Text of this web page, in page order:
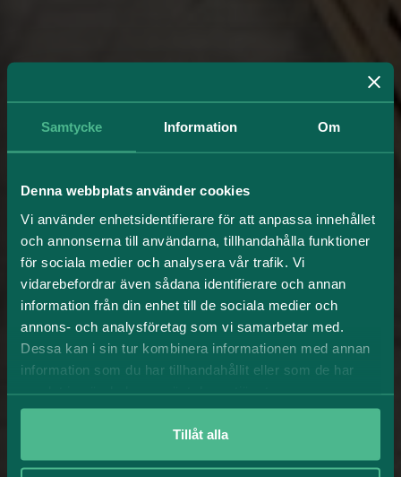
Samtycke Information Om
Denna webbplats använder cookies
Vi använder enhetsidentifierare för att anpassa innehållet
och annonserna till användarna, tillhandahålla funktioner
för sociala medier och analysera vår trafik. Vi
vidarebefordrar även sådana identifierare och annan
information från din enhet till de sociala medier och
annons- och analysföretag som vi samarbetar med.
Dessa kan i sin tur kombinera informationen med annan
information som du har tillhandahållit eller som de har
samlat in när du har använt deras tjänster.
Tillåt alla